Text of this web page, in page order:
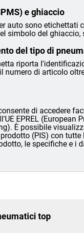
e ghiaccio
auto sono etichettati
simbolo del ghiaccio,
del tipo di
riporta
numero di articolo
di accedere
EPREL (European
È possibile
(PIS) con tutte
le specifiche e i
top